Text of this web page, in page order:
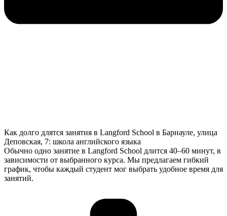
Как долго длятся занятия в Langford School в Барнауле, улица
Деповская, 7: школа английского языка
Обычно одно занятие в Langford School длится 40–60 минут, в
зависимости от выбранного курса. Мы предлагаем гибкий
график, чтобы каждый студент мог выбрать удобное время для
занятий.